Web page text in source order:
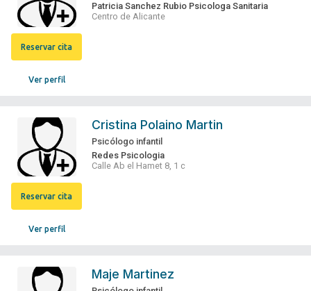
Ver perfil
Reservar cita
Patricia Sanchez Rubio Psicologa Sanitaria
Centro de Alicante
Ver perfil
Reservar cita
Cristina Polaino Martin
Psicólogo infantil
Redes Psicologia
Calle Ab el Hamet 8, 1 c
Maje Martinez